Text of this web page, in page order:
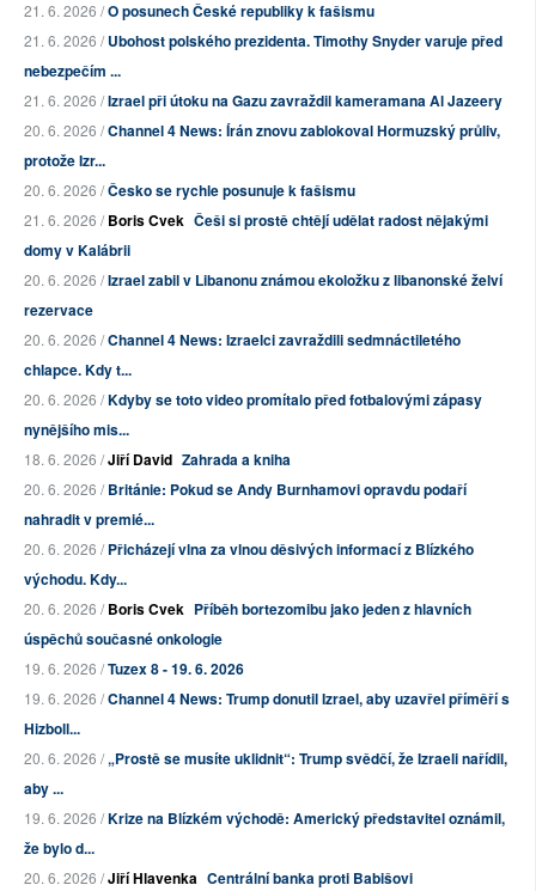
21. 6. 2026 /O posunech České republiky k fašismu
21. 6. 2026 /Ubohost polského prezidenta. Timothy Snyder varuje před
nebezpečím ...
21. 6. 2026 /Izrael při útoku na Gazu zavraždil kameramana Al Jazeery
20. 6. 2026 /Channel 4 News: Írán znovu zablokoval Hormuzský průliv,
protože Izr...
20. 6. 2026 /Česko se rychle posunuje k fašismu
21. 6. 2026 /Boris Cvek Češi si prostě chtějí udělat radost nějakými
domy v Kalábrii
20. 6. 2026 /Izrael zabil v Libanonu známou ekoložku z libanonské želví
rezervace
20. 6. 2026 /Channel 4 News: Izraelci zavraždili sedmnáctiletého
chlapce. Kdy t...
20. 6. 2026 /Kdyby se toto video promítalo před fotbalovými zápasy
nynějšího mis...
18. 6. 2026 /Jiří David Zahrada a kniha
20. 6. 2026 /Británie: Pokud se Andy Burnhamovi opravdu podaří
nahradit v premié...
20. 6. 2026 /Přicházejí vlna za vlnou děsivých informací z Blízkého
východu. Kdy...
20. 6. 2026 /Boris Cvek Příběh bortezomibu jako jeden z hlavních
úspěchů současné onkologie
19. 6. 2026 /Tuzex 8 - 19. 6. 2026
19. 6. 2026 /Channel 4 News: Trump donutil Izrael, aby uzavřel příměří s
Hizboll...
20. 6. 2026 /„Prostě se musíte uklidnit“: Trump svědčí, že Izraeli nařídil,
aby ...
19. 6. 2026 /Krize na Blízkém východě: Americký představitel oznámil,
že bylo d...
20. 6. 2026 /Jiří Hlavenka Centrální banka proti Babišovi